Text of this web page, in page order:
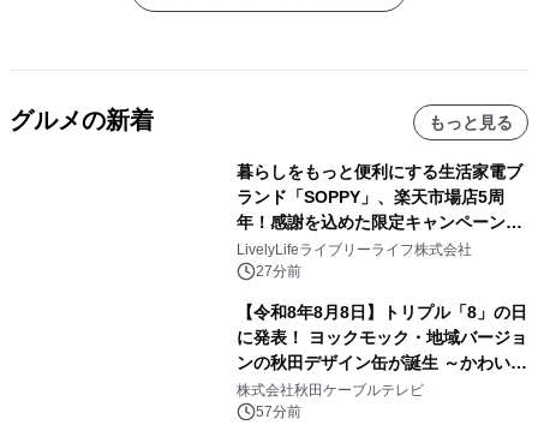
グルメの新着 もっと見る
暮らしをもっと便利にする生活家電ブ
ランド「SOPPY」、楽天市場店5周
年！感謝を込めた限定キャンペーンを
8月10日より開催
LivelyLifeライブリーライフ株式会社
27分前
【令和8年8月8日】トリプル「8」の日
に発表！ ヨックモック・地域バージョ
ンの秋田デザイン缶が誕生 ～かわいい
秋田犬の子犬と秋田の四季と名所を巡
るパッケージ～ 9月1日(火)秋田県内で
株式会社秋田ケーブルテレビ
57分前